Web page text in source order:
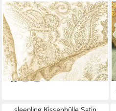
IRISETTE
Bettwäsche Florenz 8447,
Mako-Satin, 2 teilig, edel und
hochwertig
94,95 €
lieferbar - in 2-3 Werktagen bei dir